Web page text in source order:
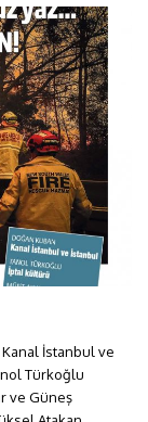
Kanal İstanbul ve
Türkoğlu
ve Güneş